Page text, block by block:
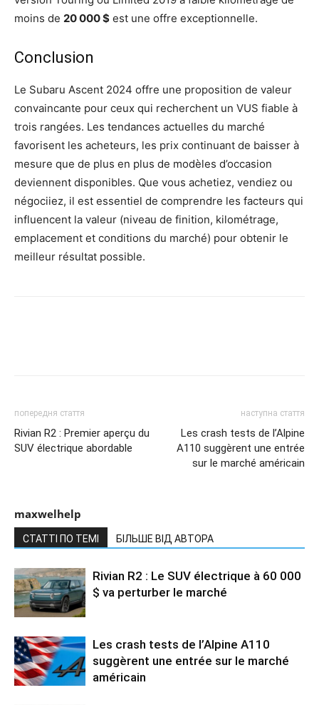
moins de 20 000 $ est une offre exceptionnelle.
Conclusion
Le Subaru Ascent 2024 offre une proposition de valeur
convaincante pour ceux qui recherchent un VUS fiable à
trois rangées. Les tendances actuelles du marché
favorisent les acheteurs, les prix continuant de baisser à
mesure que de plus en plus de modèles d’occasion
deviennent disponibles. Que vous achetiez, vendiez ou
négociiez, il est essentiel de comprendre les facteurs qui
influencent la valeur (niveau de finition, kilométrage,
emplacement et conditions du marché) pour obtenir le
meilleur résultat possible.
попередня стаття
Rivian R2 : Premier aperçu du
SUV électrique abordable
наступна стаття
Les crash tests de l’Alpine
A110 suggèrent une entrée
sur le marché américain
maxwelhelp
СТАТТІ ПО ТЕМІ БІЛЬШЕ ВІД АВТОРА
Rivian R2 : Le SUV électrique à 60 000
$ va perturber le marché
Les crash tests de l’Alpine A110
suggèrent une entrée sur le marché
américain